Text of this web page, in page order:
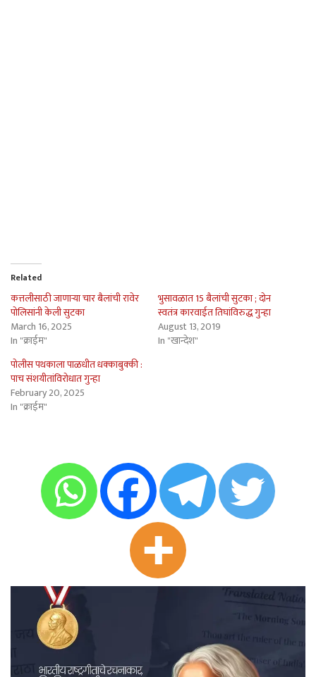
Related
कत्तलीसाठी जाणार्‍या चार बैलांची रावेर
पोलिसांनी केली सुटका
March 16, 2025
In "क्राईम"
भुसावळात 15 बैलांची सुटका ; दोन
स्वतंत्र कारवाईत तिघांविरुद्ध गुन्हा
August 13, 2019
In "खान्देश"
पोलीस पथकाला पाळधीत धक्काबुक्की :
पाच संशयीतांविरोधात गुन्हा
February 20, 2025
In "क्राईम"